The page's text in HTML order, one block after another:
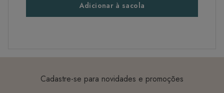
Adicionar à sacola
Cadastre-se para novidades e promoções